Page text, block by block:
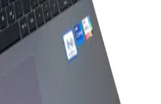
RC8 Showy soğutucularını
tasarım, gürültü ve kullanıcı
ve dezavantajlarını
ve Şık Tasarım